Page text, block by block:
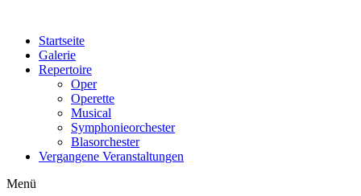
wechselnStartseite
Galerie
Repertoire
Oper
Operette
Musical
Symphonieorchester
Blasorchester
Vergangene Veranstaltungen
Menü